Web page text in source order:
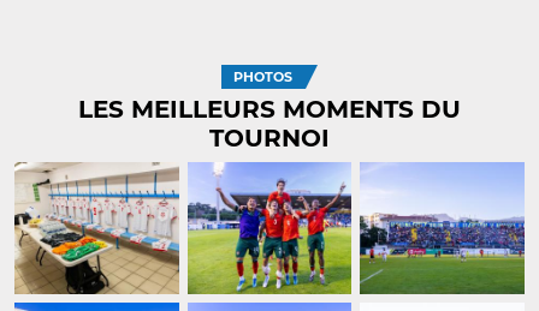
PHOTOS
LES MEILLEURS MOMENTS DU
TOURNOI